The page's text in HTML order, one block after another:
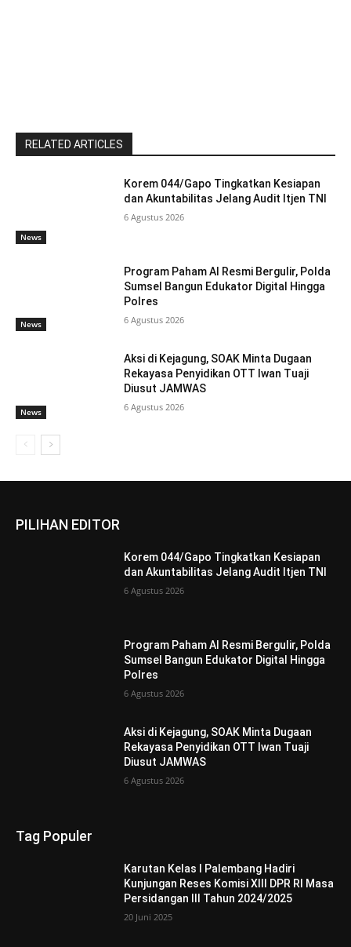
RELATED ARTICLES
News
Korem 044/Gapo Tingkatkan Kesiapan
dan Akuntabilitas Jelang Audit Itjen TNI
6 Agustus 2026
News
Program Paham AI Resmi Bergulir, Polda
Sumsel Bangun Edukator Digital Hingga
Polres
6 Agustus 2026
News
Aksi di Kejagung, SOAK Minta Dugaan
Rekayasa Penyidikan OTT Iwan Tuaji
Diusut JAMWAS
6 Agustus 2026
PILIHAN EDITOR
Korem 044/Gapo Tingkatkan Kesiapan
dan Akuntabilitas Jelang Audit Itjen TNI
6 Agustus 2026
Program Paham AI Resmi Bergulir, Polda
Sumsel Bangun Edukator Digital Hingga
Polres
6 Agustus 2026
Aksi di Kejagung, SOAK Minta Dugaan
Rekayasa Penyidikan OTT Iwan Tuaji
Diusut JAMWAS
6 Agustus 2026
Tag Populer
Karutan Kelas I Palembang Hadiri
Kunjungan Reses Komisi XIII DPR RI Masa
Persidangan III Tahun 2024/2025
20 Juni 2025